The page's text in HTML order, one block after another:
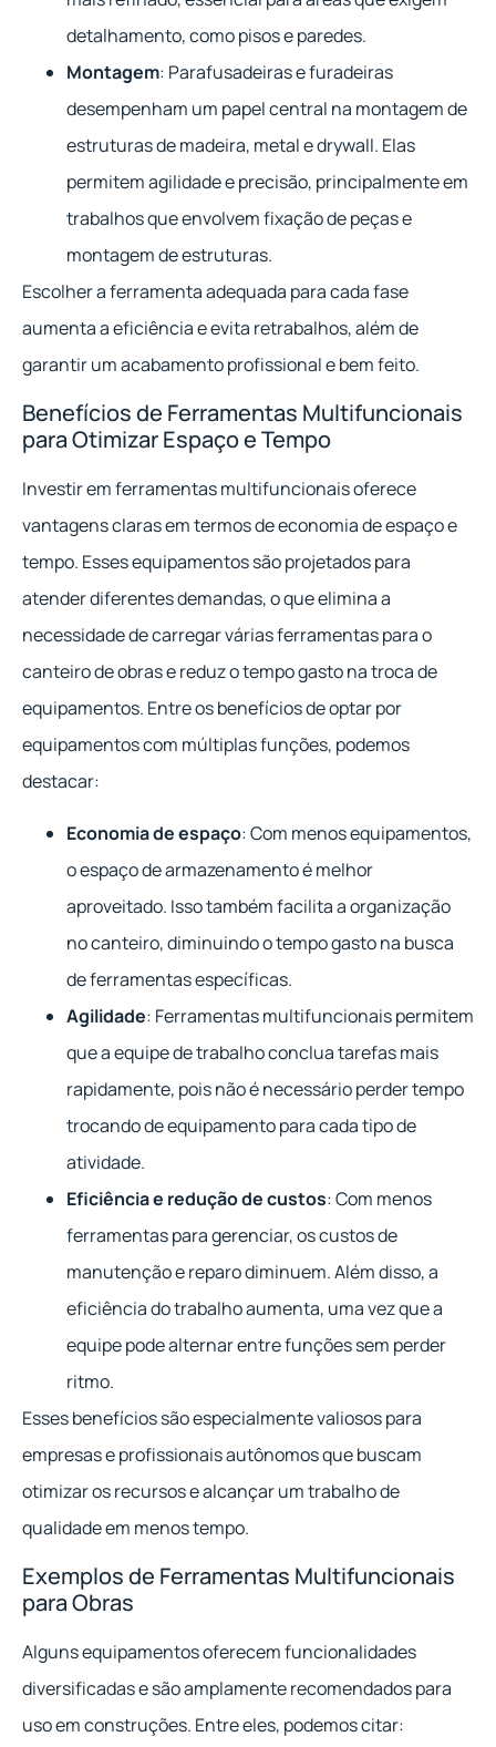
detalhamento, como pisos e paredes.
Montagem: Parafusadeiras e furadeiras
desempenham um papel central na montagem de
estruturas de madeira, metal e drywall. Elas
permitem agilidade e precisão, principalmente em
trabalhos que envolvem fixação de peças e
montagem de estruturas.
Escolher a ferramenta adequada para cada fase
aumenta a eficiência e evita retrabalhos, além de
garantir um acabamento profissional e bem feito.
Benefícios de Ferramentas Multifuncionais
para Otimizar Espaço e Tempo
Investir em ferramentas multifuncionais oferece
vantagens claras em termos de economia de espaço e
tempo. Esses equipamentos são projetados para
atender diferentes demandas, o que elimina a
necessidade de carregar várias ferramentas para o
canteiro de obras e reduz o tempo gasto na troca de
equipamentos. Entre os benefícios de optar por
equipamentos com múltiplas funções, podemos
destacar:
Economia de espaço: Com menos equipamentos,
o espaço de armazenamento é melhor
aproveitado. Isso também facilita a organização
no canteiro, diminuindo o tempo gasto na busca
de ferramentas específicas.
Agilidade: Ferramentas multifuncionais permitem
que a equipe de trabalho conclua tarefas mais
rapidamente, pois não é necessário perder tempo
trocando de equipamento para cada tipo de
atividade.
Eficiência e redução de custos: Com menos
ferramentas para gerenciar, os custos de
manutenção e reparo diminuem. Além disso, a
eficiência do trabalho aumenta, uma vez que a
equipe pode alternar entre funções sem perder
ritmo.
Esses benefícios são especialmente valiosos para
empresas e profissionais autônomos que buscam
otimizar os recursos e alcançar um trabalho de
qualidade em menos tempo.
Exemplos de Ferramentas Multifuncionais
para Obras
Alguns equipamentos oferecem funcionalidades
diversificadas e são amplamente recomendados para
uso em construções. Entre eles, podemos citar: